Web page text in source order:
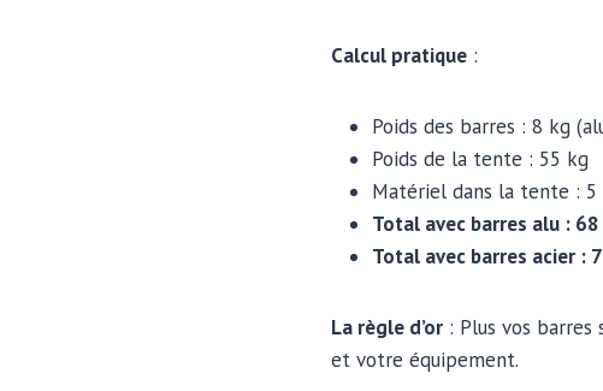
Calcul pratique :
Poids des barres : 8 kg
Poids de la tente : 55 kg
Matériel dans la tente : 5
Total avec barres alu : 68
Total avec barres acier :
La règle d’or : Plus vos barres
et votre équipement.